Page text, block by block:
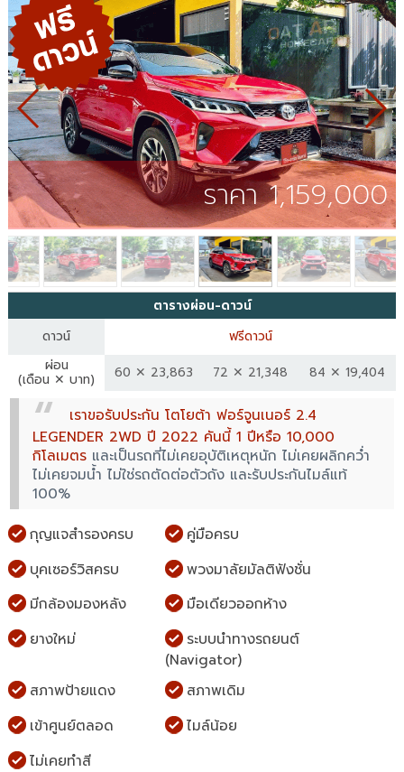
ราคา 1,159,000
ตารางผ่อน-ดาวน์
ดาวน์
ฟรีดาวน์
ผ่อน
(เดือน ✕ บาท) 60 ✕ 23,863 72 ✕ 21,348 84 ✕ 19,404
เราขอรับประกัน โตโยต้า ฟอร์จูนเนอร์ 2.4
LEGENDER 2WD ปี 2022 คันนี้ 1 ปีหรือ 10,000
กิโลเมตร และเป็นรถที่ไม่เคยอุบัติเหตุหนัก ไม่เคยผลิกคว่ำ
ไม่เคยจมน้ำ ไม่ใช่รถตัดต่อตัวถัง และรับประกันไมล์แท้
100%
กุญแจสำรองครบ
คู่มือครบ
บุคเซอร์วิสครบ
พวงมาลัยมัลติฟังชั่น
มีกล้องมองหลัง
มือเดียวออกห้าง
ยางใหม่
ระบบนำทางรถยนต์
(Navigator)
สภาพป้ายแดง
สภาพเดิม
เข้าศูนย์ตลอด
ไมล์น้อย
ไม่เคยทำสี